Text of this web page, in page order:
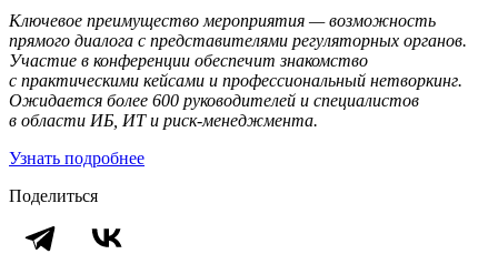
Ключевое преимущество мероприятия — возможность
прямого диалога с представителями регуляторных органов.
Участие в конференции обеспечит знакомство
с практическими кейсами и профессиональный нетворкинг.
Ожидается более 600 руководителей и специалистов
в области ИБ, ИТ и риск-менеджмента.
Узнать подробнее
Поделиться